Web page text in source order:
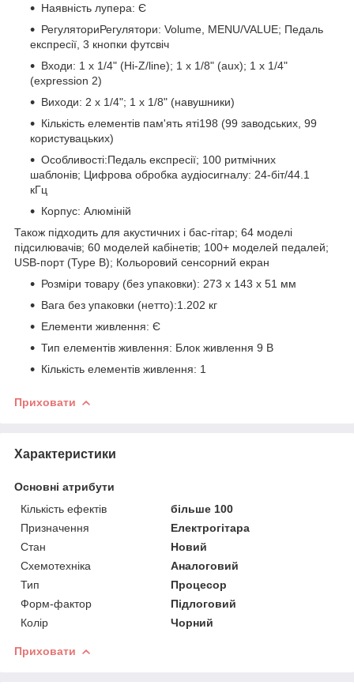
Наявність лупера: Є
РегуляториРегулятори: Volume, MENU/VALUE; Педаль
експресії, 3 кнопки футсвіч
Входи: 1 x 1/4" (Hi-Z/line); 1 x 1/8" (aux); 1 x 1/4"
(expression 2)
Виходи: 2 x 1/4"; 1 x 1/8" (навушники)
Кількість елементів пам'ять яті198 (99 заводських, 99
користувацьких)
Особливості:Педаль експресії; 100 ритмічних
шаблонів; Цифрова обробка аудіосигналу: 24-біт/44.1
кГц
Корпус: Алюміній
Також підходить для акустичних і бас-гітар; 64 моделі
підсилювачів; 60 моделей кабінетів; 100+ моделей педалей;
USB-порт (Type B); Кольоровий сенсорний екран
Розміри товару (без упаковки): 273 x 143 x 51 мм
Вага без упаковки (нетто):1.202 кг
Елементи живлення: Є
Тип елементів живлення: Блок живлення 9 В
Кількість елементів живлення: 1
Приховати
Характеристики
Основні атрибути
Кількість ефектів
більше 100
Призначення
Електрогітара
Стан
Новий
Схемотехніка
Аналоговий
Тип
Процесор
Форм-фактор
Підлоговий
Колір
Чорний
Приховати